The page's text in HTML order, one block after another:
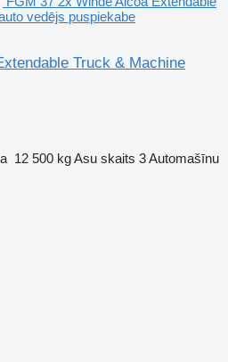
vedējs puspiekabe
Truck & Machine
12 500 kgAsu skaits 3Automašīnu